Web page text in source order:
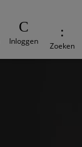
Inloggen Zoeken